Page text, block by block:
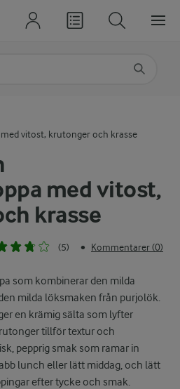
med vitost,
krasse
(5) • Kommentarer (0)
som kombinerar den milda
milda löksmaken från purjolök.
en krämig sälta som lyfter
tillför textur och
pepprig smak som ramar in
lunch eller lätt middag, och lätt
efter tycke och smak.
vitost, krutonger och krasse